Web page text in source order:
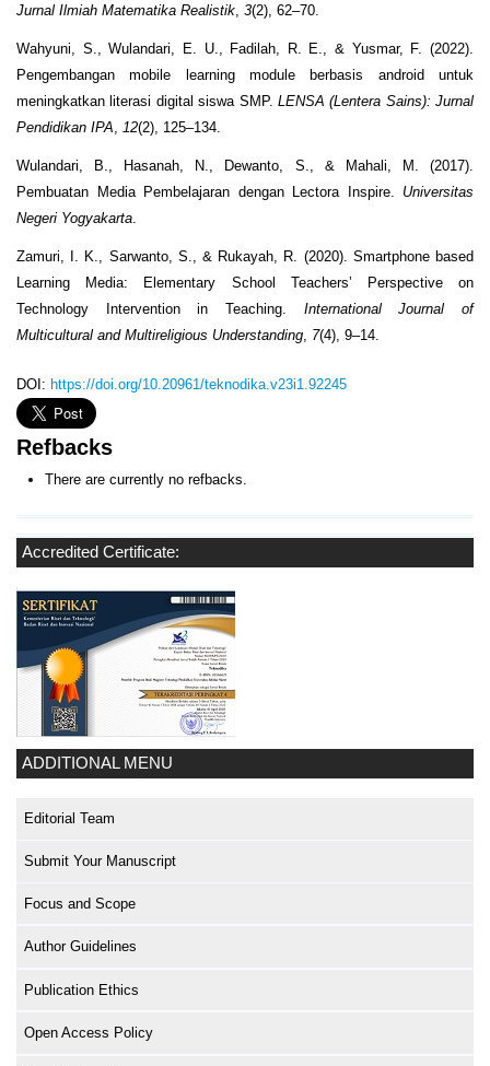
Accredited Certificate:
ADDITIONAL MENU
Editorial Team
Submit Your Manuscript
Focus and Scope
Author Guidelines
Publication Ethics
Open Access Policy
Jurnal Ilmiah Matematika Realistik 3(2), 62–70.
Wahyuni, S., Wulandari, E. U., Fadilah, R. E., & Yusmar, F. (2022).
Pengembangan mobile learning module berbasis android untuk
meningkatkan literasi digital siswa SMP. LENSA (Lentera Sains): Jurnal
Pendidikan IPA
12(2), 125–134.
Wulandari, B., Hasanah, N., Dewanto, S., & Mahali, M. (2017).
Pembuatan Media Pembelajaran dengan Lectora Inspire. Universitas
Negeri Yogyakarta
Zamuri, I. K., Sarwanto, S., & Rukayah, R. (2020). Smartphone based
Learning Media: Elementary School Teachers’ Perspective on
Technology Intervention in Teaching. International Journal of
Multicultural and Multireligious Understanding 7(4), 9–14.
DOI: https://doi.org/10.20961/teknodika.v23i1.92245
Refbacks
There are currently no refbacks.